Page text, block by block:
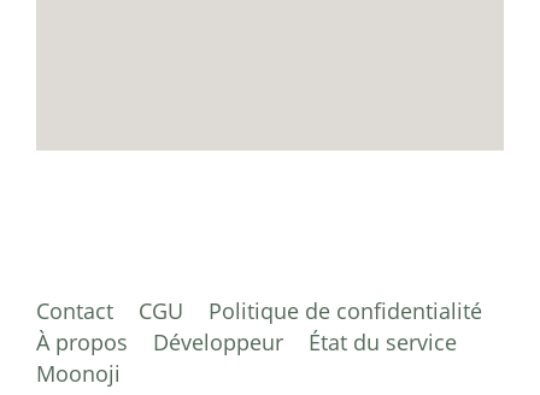
Contact CGU
Politique de confidentialité
À propos
Développeur
État du service
Moonoji